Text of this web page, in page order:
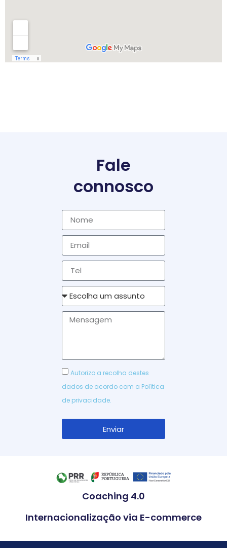
Fale
connosco
Autorizo a recolha destes
dados de acordo com a Política
de privacidade.
Enviar
Coaching 4.0
Internacionalização via E-commerce